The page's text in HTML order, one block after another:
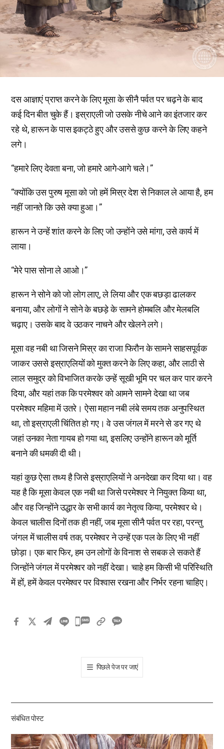
दस आज्ञाएं प्राप्त करने के लिए मूसा के सीनै पर्वत पर चढ़ने के बाद
कई दिन बीत चुके हैं। इस्राएली जो उसके नीचे आने का इंतजार कर
रहे थे, हारून के पास इकट्ठे हुए और उससे कुछ करने के लिए कहने
लगे।
“हमारे लिए देवता बना, जो हमारे आगे-आगे चले।”
“क्योंकि उस पुरुष मूसा को जो हमें मिस्र देश से निकाल ले आया है, हम
नहीं जानते कि उसे क्या हुआ।”
हारून ने उन्हें शांत करने के लिए जो उन्होंने उसे मांगा, उसे कार्य में
लाया।
“मेरे पास सोना ले आओ।”
हारून ने सोने को जो लोग लाए, ले लिया और एक बछड़ा ढालकर
बनाया, और लोगों ने सोने के बछड़े के सामने होमबलि और मेलबलि
चढ़ाए। उसके बाद वे उठकर नाचने और खेलने लगे।
मूसा वह नबी था जिसने मिस्र का राजा फिरौन के सामने साहसपूर्वक
जाकर उससे इस्राएलियों को मुक्त करने के लिए कहा, और लाठी से
लाल समुद्र को विभाजित करके उन्हें सूखी भूमि पर चल कर पार करने
दिया, और यहां तक कि परमेश्वर को आमने सामने देखा था जब
परमेश्वर महिमा में उतरे। ऐसा महान नबी लंबे समय तक अनुपस्थित
था, तो इस्राएली चिंतित हो गए। वे उस जंगल में मरने से डर गए थे
जहां उनका नेता गायब हो गया था, इसलिए उन्होंने हारून को मूर्ति
बनाने की धमकी दी थी।
यहां कुछ ऐसा तथ्य है जिसे इस्राएलियों ने अनदेखा कर दिया था। वह
यह है कि मूसा केवल एक नबी था जिसे परमेश्वर ने नियुक्त किया था,
और वह जिन्होंने उद्धार के सभी कार्य का नेतृत्व किया, परमेश्वर थे।
केवल चालीस दिनों तक ही नहीं, जब मूसा सीनै पर्वत पर रहा, परन्तु
जंगल में चालीस वर्ष तक, परमेश्वर ने उन्हें एक पल के लिए भी नहीं
छोड़ा। एक बार फिर, हम उन लोगों के विनाश से सबक ले सकते हैं
जिन्होंने जंगल में परमेश्वर को नहीं देखा। चाहे हम किसी भी परिस्थिति
में हों, हमें केवल परमेश्वर पर विश्वास रखना और निर्भर रहना चाहिए।
카
톡
공
기
पिछले पेज पर जाएं
संबंधित पोस्ट